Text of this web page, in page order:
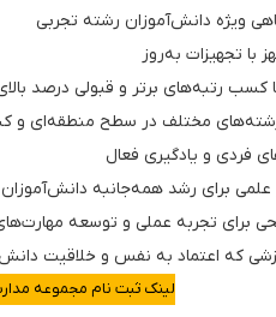
ویژه دانش‌آموزان رشته تجربی
با تجهیزات به‌روز
رتبه‌های برتر و قبولی درصد
رشته‌های مختلف در سطح منطقه‌ای و
فردی و یادگیری فعال
برای رشد همه‌جانبه دانش‌آموزان
برای تجربه عملی و توسعه
که اعتماد به نفس و خلاقیت
لینک ثبت نام مجموعه